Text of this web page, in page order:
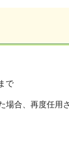
で
合、再度任用